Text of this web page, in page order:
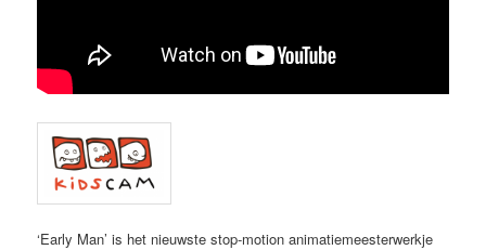
‘Early Man’ is het nieuwste stop-motion animatiemeesterwerkje